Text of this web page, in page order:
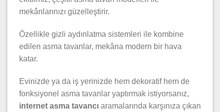
mekânlarınızı güzelleştirir.
Özellikle gizli aydınlatma sistemleri ile kombine
edilen asma tavanlar, mekâna modern bir hava
katar.
Evinizde ya da iş yerinizde hem dekoratif hem de
fonksiyonel asma tavanlar yaptırmak istiyorsanız,
internet asma tavancı aramalarında karşınıza çıkan